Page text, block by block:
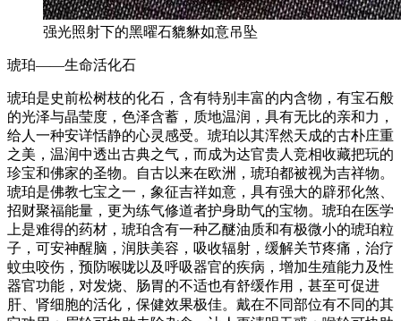
强光照射下的黑曜石貔貅如意吊坠
琥珀——生命活化石
琥珀是史前松树枝的化石，含有特别丰富的内含物，有宝石般
的光泽与晶莹度，色泽含蓄，质地温润，具有无比的亲和力，
给人一种安详恬静的心灵感受。琥珀以其浑然天成的古朴庄重
之美，温润中透出古典之气，而成为达官贵人竞相收藏把玩的
珍宝和佛家的圣物。自古以来在欧洲，琥珀都被视为吉祥物。
琥珀是佛教七宝之一，象征吉祥如意，具有强大的辟邪化煞、
招财聚福能量，更为练气修道者护身助气的宝物。琥珀在医学
上是难得的药材，琥珀含有一种乙醚油质和有极微小的琥珀粒
子，可安神醒脑，润肤美容，吸收辐射，缓解关节疼痛，治疗
蚊虫咬伤，预防喉咙以及呼吸器官的疾病，增加生殖能力及性
器官功能，对发烧、肠胃的不适也有舒缓作用，甚至可促进
肝、肾细胞的活化，保健效果极佳。戴在不同部位有不同的其